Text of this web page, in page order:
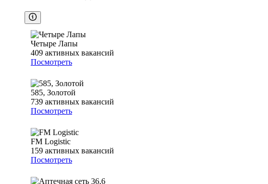
Четыре Лапы
409 активных вакансий
Посмотреть
585, Золотой
739 активных вакансий
Посмотреть
FM Logistic
159 активных вакансий
Посмотреть